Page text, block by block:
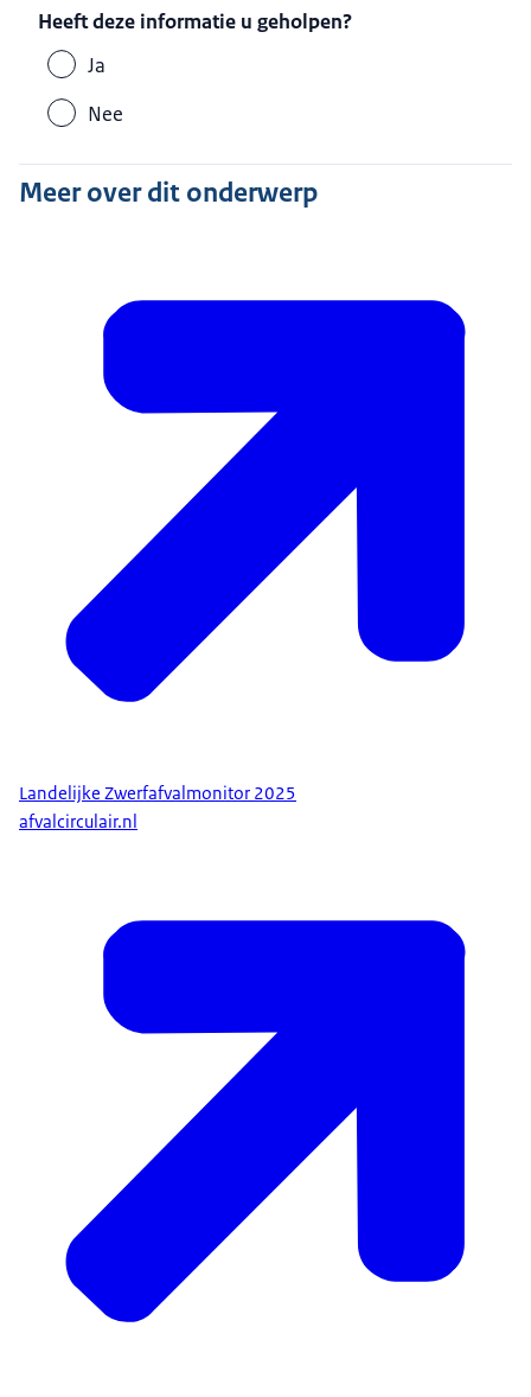
Heeft deze informatie u geholpen?
Ja
Nee
Meer over dit onderwerp
Landelijke Zwerfafvalmonitor 2025
afvalcirculair.nl